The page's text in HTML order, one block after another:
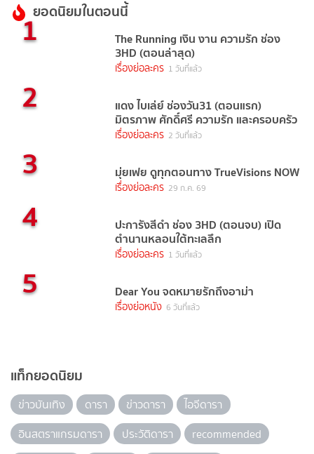
ยอดนิยมในตอนนี้
1 The Running เงิน งาน ความรัก ช่อง
3HD (ตอนล่าสุด)
เรื่องย่อละคร 1 วันที่แล้ว
2 แดง ไบเล่ย์ ช่องวัน31 (ตอนแรก)
มิตรภาพ ศักดิ์ศรี ความรัก และครอบครัว
เรื่องย่อละคร 2 วันที่แล้ว
3 มุ่ยเฟย ดูทุกตอนทาง TrueVisions NOW
เรื่องย่อละคร 29 ก.ค. 69
4 ปะการังสีดำ ช่อง 3HD (ตอนจบ) เปิด
ตำนานหลอนใต้ทะเลลึก
เรื่องย่อละคร 1 วันที่แล้ว
5 Dear You จดหมายรักถึงอาม่า
เรื่องย่อหนัง 6 วันที่แล้ว
แท็กยอดนิยม
ข่าวบันเทิง ดารา ข่าวดารา
ไอจีดารา
อินสตราแกรมดารา
ประวัติดารา
recommended